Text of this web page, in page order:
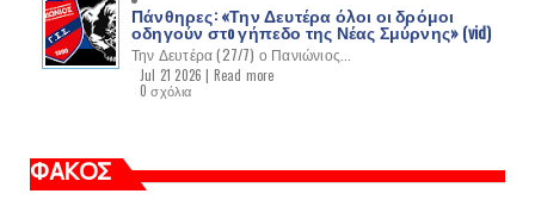
Πάνθηρες: «Την Δευτέρα όλοι οι δρόμοι
οδηγούν στo γήπεδο της Νέας Σμύρνης» (vid)
Την Δευτέρα (27/7) ο Πανιώνιος...
Jul 21 2026 | Read more
0 σχόλια
ΦΑΚΟΣ